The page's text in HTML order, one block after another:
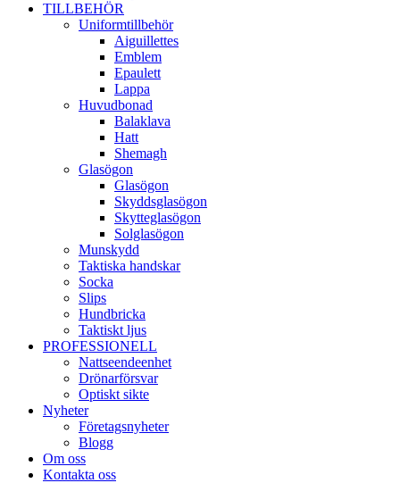
TILLBEHÖR
Uniformtillbehör
Aiguillettes
Emblem
Epaulett
Lappa
Huvudbonad
Balaklava
Hatt
Shemagh
Glasögon
Glasögon
Skyddsglasögon
Skytteglasögon
Solglasögon
Munskydd
Taktiska handskar
Socka
Slips
Hundbricka
Taktiskt ljus
PROFESSIONELL
Nattseendeenhet
Drönarförsvar
Optiskt sikte
Nyheter
Företagsnyheter
Blogg
Om oss
Kontakta oss